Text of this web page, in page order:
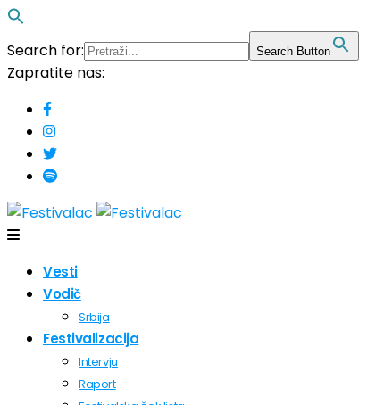
Search for: Search Button
Zapratite nas:
Vesti
Vodič
Srbija
Festivalizacija
Intervju
Raport